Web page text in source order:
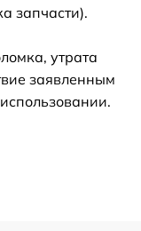
запчасти).
утрата
заявленным